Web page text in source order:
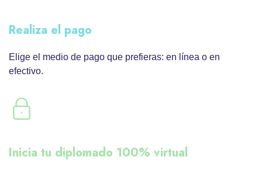
Realiza el pago
Elige el medio de pago que prefieras: en línea o en
efectivo.
Inicia tu diplomado 100% virtual